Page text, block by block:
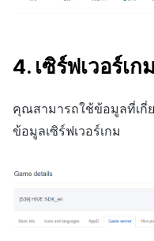
4. เซิร์ฟเวอร์เกม
คุณสามารถใช้ข้อมูลที่เกี่
ข้อมูลเซิร์ฟเวอร์เกม